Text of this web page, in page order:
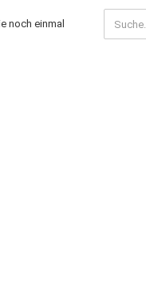
noch einmal